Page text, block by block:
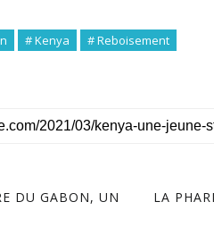
# Kenya # Reboisement
DU GABON, UN
LA